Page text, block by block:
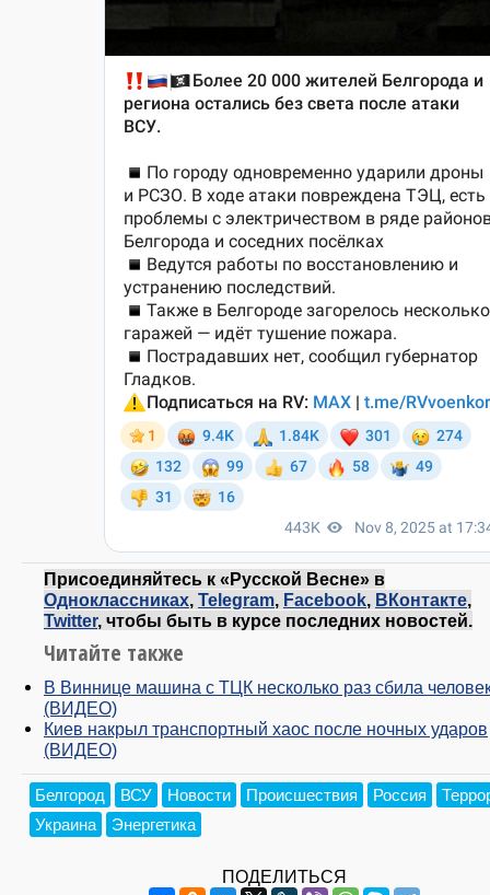
Присоединяйтесь к «Русской Весне» в
Одноклассниках, Telegram, Facebook, ВКонтакте,
Twitter, чтобы быть в курсе последних новостей.
Читайте также
В Виннице машина с ТЦК несколько раз сбила
(ВИДЕО)
Киев накрыл транспортный хаос после ночных ударов
(ВИДЕО)
Белгород ВСУ Новости Происшествия Россия
Украина
Энергетика
ПОДЕЛИТЬСЯ